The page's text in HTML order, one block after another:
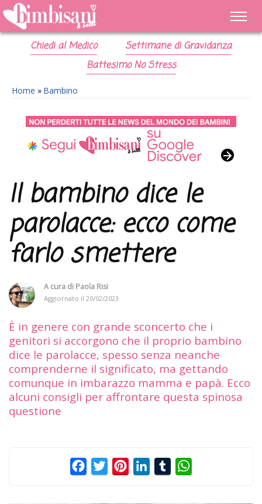
Chiedi al Medico
Settimane di Gravidanza
Battesimo No Stress
Home » Bambino
Il bambino dice le
parolacce: ecco come
farlo smettere
A cura di Paola Risi
Aggiornato il 20/02/2023
È in genere con grande sconcerto che i
genitori si accorgono che il proprio bambino
dice le parolacce, spesso senza neanche
comprenderne il significato, ma gettando
comunque in imbarazzo mamma e papà. Ecco
alcuni consigli per affrontare questa spinosa
questione
FacebookTwitterPinterestLinkedInTumblr